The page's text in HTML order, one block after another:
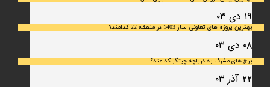
۱۹ دی ۰۳
بهترین پروژه های تعاونی ساز 1403 در منطقه 22 کدامند؟
۰۸ دی ۰۳
برج های مشرف به دریاچه چیتگر کدامند؟
۲۲ آذر ۰۳